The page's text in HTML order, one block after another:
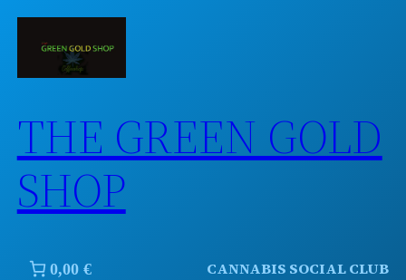
Skip
THE GREEN GOLD
SHOP
0,00 € CANNABIS SOCIAL CLUB